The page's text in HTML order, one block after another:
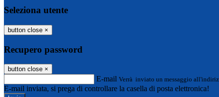
Seleziona utente
button close ×
Recupero password
button close ×
E-mail Verrà inviato un messaggio
E-mail inviata, si prega di controllare la casella di posta elettronica!